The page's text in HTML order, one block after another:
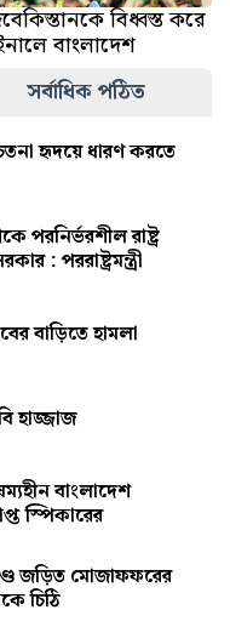
বিধ্বস্ত করে
বাংলাদেশ
সর্বাধিক পঠিত
হৃদয়ে ধারণ করতে
পরনির্ভরশীল রাষ্ট্র
: পররাষ্ট্রমন্ত্রী
বাড়িতে হামলা
হাজ্জাজ
বাংলাদেশ
স্পিকারের
জড়িত মোজাফফরের
চিঠি